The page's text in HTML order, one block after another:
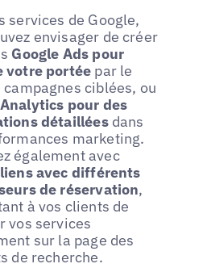
services de Google,
envisager de créer
Google Ads pour
votre portée par le
campagnes ciblées, ou
pour des
détailléesdans
marketing.
également avec
liens avec différents
de réservation,
à vos clients de
vos services
sur la page des
de recherche.